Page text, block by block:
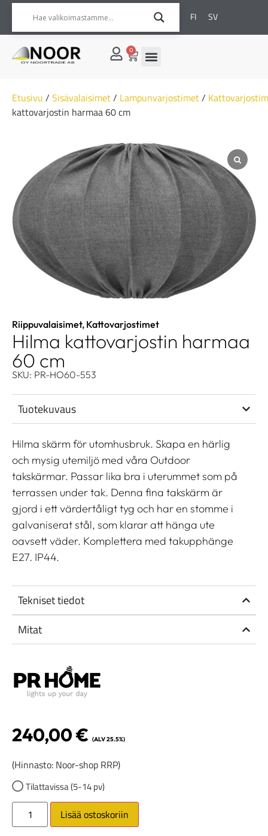
FI SV
0
Etusivu / Sisävalaisimet/ Lampunvarjostimet/
kattovarjostin harmaa 60 cm
Riippuvalaisimet, Kattovarjostimet
Hilma kattovarjostin harmaa
60 cm
SKU: PR-HO60-553
Tuotekuvaus
Hilma skärm för utomhusbruk. Skapa en härlig
och mysig utemiljö med våra Outdoor
takskärmar. Passar lika bra i uterummet som på
terrassen under tak. Denna fina takskärm är
gjord i ett värdertåligt tyg och har en stomme i
galvaniserat stål, som klarar att hänga ute
oavsett väder. Komplettera med takupphänge
E27. IP44.
Tekniset tiedot
Mitat
240,00€ (ALV 25.5%)
(Hinnasto: Noor-shop RRP)
Tilattavissa (5-14 pv)
Lisää ostoskoriin